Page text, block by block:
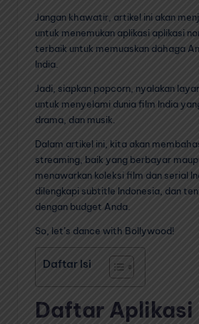
Jangan khawatir, artikel ini akan
untuk menemukan aplikasi aplikasi
terbaik untuk memuaskan dahaga
India.
Jadi, siapkan popcorn, nyalakan
untuk menyelami dunia film India
drama, dan musik.
Dalam artikel ini, kita akan
streaming, baik yang berbayar
menawarkan koleksi film dan serial
dilengkapi subtitle Indonesia, dan
dengan budget Anda.
So, let’s dance with Bollywood!
Daftar Isi
Daftar Aplikasi